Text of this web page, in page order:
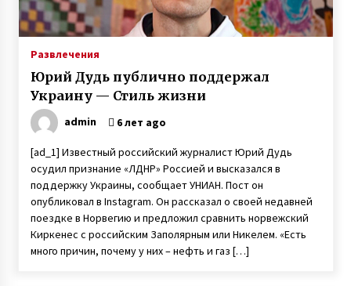
Раненый под Зеленопольем в 2014 году
десатник Евгений Исаев на протезе овладел
Девушка-рентген Виктория Чабаненко из
Запорожья стала медиком-диагностом
6 лет ago
Пенсионер поступил в университет и там
встретил свою любовь
7 лет ago
Агентство знакомств с иностранцами —
киевлянка рассказала о работе фальшивой
невестой и своих заработках
Развлечения
Юрий Дудь публично поддержал
Украину — Стиль жизни
admin 6 лет ago
[ad_1] Известный российский журналист Юрий Дудь
осудил признание «ЛДНР» Россией и высказался в
поддержку Украины, сообщает УНИАН. Пост он
опубликовал в Instagram. Он рассказал о своей недавней
поездке в Норвегию и предложил сравнить норвежский
Киркенес с российским Заполярным или Никелем. «Есть
много причин, почему у них – нефть и газ […]